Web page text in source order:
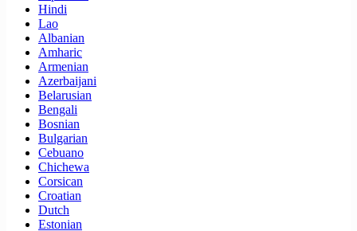
Hindi
Lao
Albanian
Amharic
Armenian
Azerbaijani
Belarusian
Bengali
Bosnian
Bulgarian
Cebuano
Chichewa
Corsican
Croatian
Dutch
Estonian